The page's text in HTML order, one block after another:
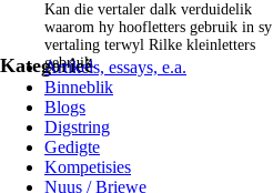
Kan die vertaler dalk verduidelik
waarom hy hoofletters gebruik in sy
vertaling terwyl Rilke kleinletters
gebruik.
KategorieëArtikels, essays, e.a.
Binneblik
Blogs
Digstring
Gedigte
Kompetisies
Nuus / Briewe